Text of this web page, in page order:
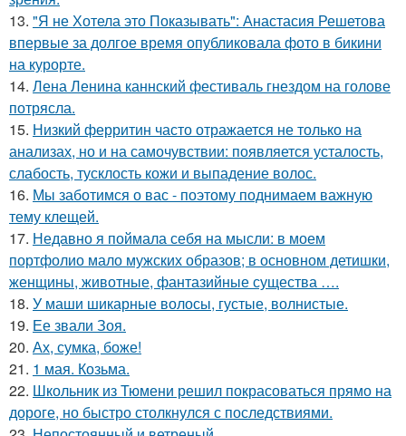
13. "Я не Хотела это Показывать": Анастасия Решетова
впервые за долгое время опубликовала фото в бикини
на курорте.
14. Лена Ленина каннский фестиваль гнездом на голове
потрясла.
15. Низкий ферритин часто отражается не только на
анализах, но и на самочувствии: появляется усталость,
слабость, тусклость кожи и выпадение волос.
16. Мы заботимся о вас - поэтому поднимаем важную
тему клещей.
17. Недавно я поймала себя на мысли: в моем
портфолио мало мужских образов; в основном детишки,
женщины, животные, фантазийные существа ….
18. У маши шикарные волосы, густые, волнистые.
19. Ее звали Зоя.
20. Ах, сумка, боже!
21. 1 мая. Козьма.
22. Школьник из Тюмени решил покрасоваться прямо на
дороге, но быстро столкнулся с последствиями.